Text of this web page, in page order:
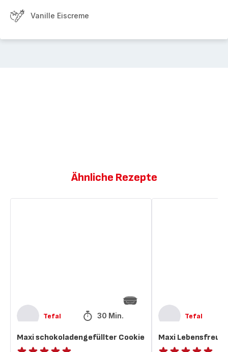
Vanille Eiscreme
Ähnliche Rezepte
Tefal 30 Min.
Maxi schokoladengefüllter Cookie
Tefal
Maxi